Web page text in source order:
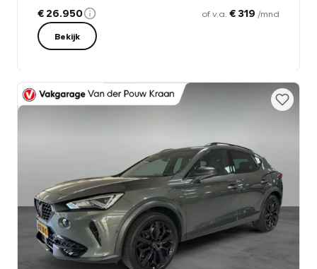
€ 26.950 of v.a. € 319 /mnd
Bekijk